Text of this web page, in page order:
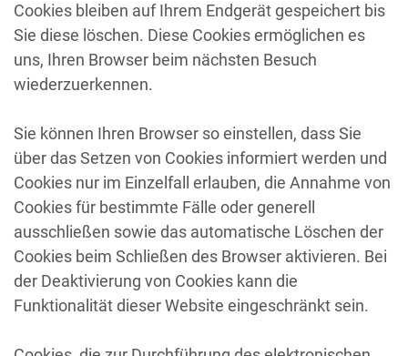
Cookies bleiben auf Ihrem Endgerät gespeichert bis
Sie diese löschen. Diese Cookies ermöglichen es
uns, Ihren Browser beim nächsten Besuch
wiederzuerkennen.
Sie können Ihren Browser so einstellen, dass Sie
über das Setzen von Cookies informiert werden und
Cookies nur im Einzelfall erlauben, die Annahme von
Cookies für bestimmte Fälle oder generell
ausschließen sowie das automatische Löschen der
Cookies beim Schließen des Browser aktivieren. Bei
der Deaktivierung von Cookies kann die
Funktionalität dieser Website eingeschränkt sein.